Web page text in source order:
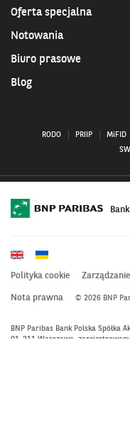
Oferta specjalna
Notowania
Biuro prasowe
Blog
RODO PRIIP MiFID
Polityka cookie
Nota prawna © 2026 BNP
BNP Paribas Bank Polska Spółka
01-211 Warszawa,